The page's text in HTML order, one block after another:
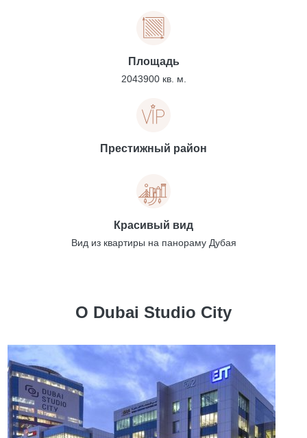
Площадь
2043900 кв. м.
Престижный район
Красивый вид
Вид из квартиры на панораму Дубая
О Dubai Studio City